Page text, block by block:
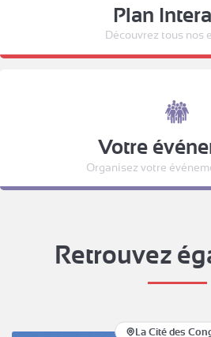
Plan
Découvrez tous nos
Votre
Organisez votre
Retrouvez
La Cité des